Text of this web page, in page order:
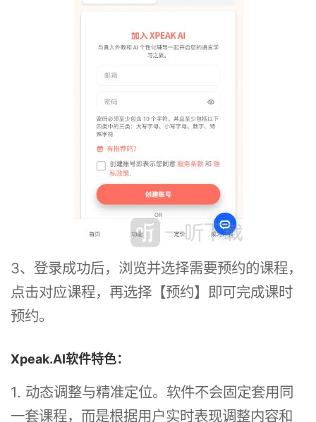
3、登录成功后，浏览并选择需要预约的课程，
点击对应课程，再选择【预约】即可完成课时
预约。
Xpeak.AI软件特色：
1. 动态调整与精准定位。软件不会固定套用同
一套课程，而是根据用户实时表现调整内容和